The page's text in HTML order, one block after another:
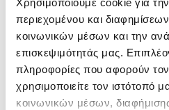
Χρησιμοποιούμε cookie για
περιεχομένου και
κοινωνικών μέσων και την
επισκεψιμότητάς μας.
πληροφορίες που αφορούν
χρησιμοποιείτε τον ιστότοπό
κοινωνικών μέσων,
Πραγματικά
Τύπος Μαλλιών